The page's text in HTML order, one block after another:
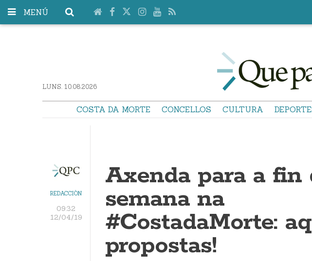
MENÚ
LUNS. 10.08.2026
COSTA DA MORTE CONCELLOS CULTURA
REDACCIÓN
09:32
12/04/19
Axenda para a fin
semana na
#CostadaMorte:
propostas!